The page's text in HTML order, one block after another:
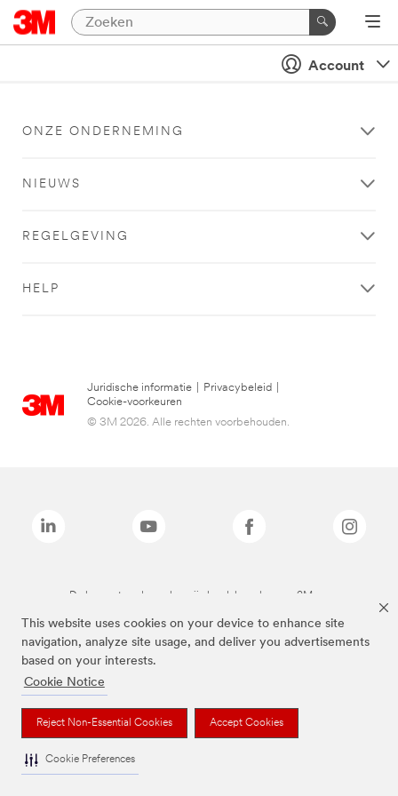
This website uses cookies on your device to enhance site
navigation, analyze site usage, and deliver you advertisements
based on your interests.
Cookie Notice
Reject Non-Essential Cookies Accept Cookies
Cookie Preferences
Account
ONZE ONDERNEMING
NIEUWS
REGELGEVING
HELP
Juridische informatie Privacybeleid
Cookie-voorkeuren
© 3M 2026. Alle rechten voorbehouden.
De bovenstaande merken zijn handelsmerken van 3M.we